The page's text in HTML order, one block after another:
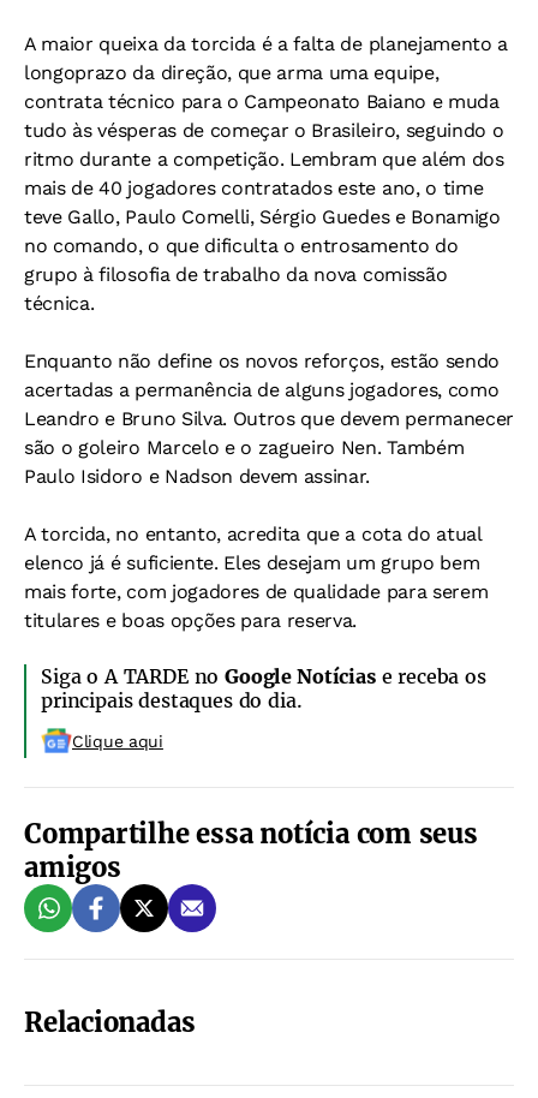
A maior queixa da torcida é a falta de planejamento a
longoprazo da direção, que arma uma equipe,
contrata técnico para o Campeonato Baiano e muda
tudo às vésperas de começar o Brasileiro, seguindo o
ritmo durante a competição. Lembram que além dos
mais de 40 jogadores contratados este ano, o time
teve Gallo, Paulo Comelli, Sérgio Guedes e Bonamigo
no comando, o que dificulta o entrosamento do
grupo à filosofia de trabalho da nova comissão
técnica.
Enquanto não define os novos reforços, estão sendo
acertadas a permanência de alguns jogadores, como
Leandro e Bruno Silva. Outros que devem permanecer
são o goleiro Marcelo e o zagueiro Nen. Também
Paulo Isidoro e Nadson devem assinar.
A torcida, no entanto, acredita que a cota do atual
elenco já é suficiente. Eles desejam um grupo bem
mais forte, com jogadores de qualidade para serem
titulares e boas opções para reserva.
Siga o A TARDE noGoogle Notíciase receba os
principais destaques do dia.
Clique aqui
Compartilhe essa notícia com seus
amigos
Relacionadas